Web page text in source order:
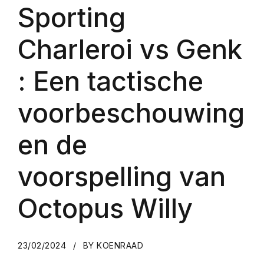
Sporting
Charleroi vs Genk
: Een tactische
voorbeschouwing
en de
voorspelling van
Octopus Willy
23/02/2024 BY KOENRAAD